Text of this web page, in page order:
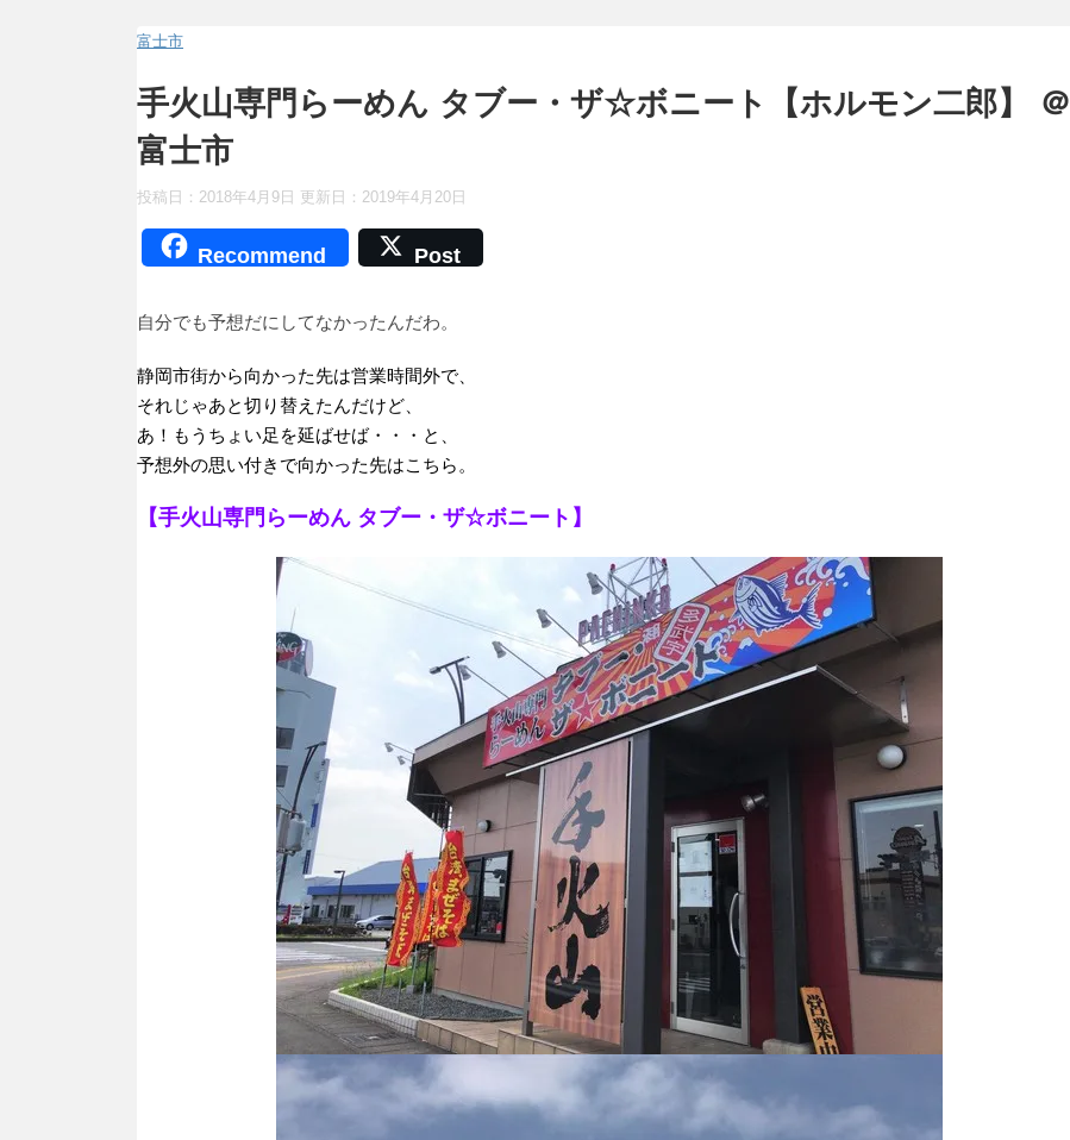
富士市
手火山専門らーめん タブー・ザ☆ボニート【ホルモン二郎】 ＠
富士市
投稿日：2018年4月9日 更新日： 2019年4月20日
Recommend Post
自分でも予想だにしてなかったんだわ。
静岡市街から向かった先は営業時間外で、
それじゃあと切り替えたんだけど、
あ！もうちょい足を延ばせば・・・と、
予想外の思い付きで向かった先はこちら。
【手火山専門らーめん タブー・ザ☆ボニート】